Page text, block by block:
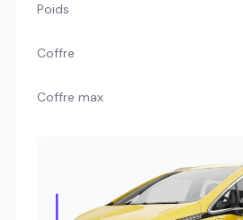
Poids
Coffre
Coffre max